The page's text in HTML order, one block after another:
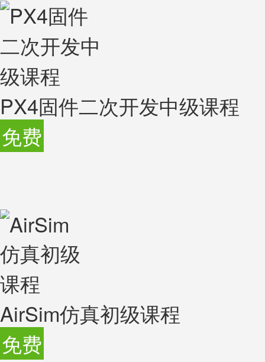
PX4固件二次开发中级课程
免费
AirSim仿真初级课程
免费